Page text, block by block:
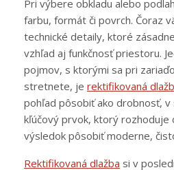
Pri výbere obkladu alebo
farbu, formát či povrch. Čoraz
technické detaily, ktoré
vzhľad aj funkčnosť priestoru.
pojmov, s ktorými sa pri
stretnete, je rektifikovaná
pohľad pôsobiť ako drobnosť,
kľúčový prvok, ktorý rozhoduje
výsledok pôsobiť moderne,
Rektifikovaná dlažba si v